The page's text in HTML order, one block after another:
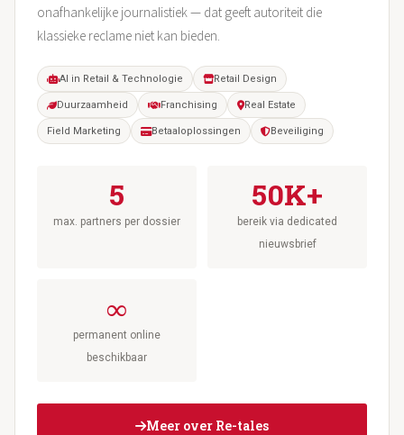
onafhankelijke journalistiek — dat geeft autoriteit die
klassieke reclame niet kan bieden.
AI in Retail & Technologie Retail Design
Duurzaamheid Franchising Real Estate
Field Marketing Betaaloplossingen Beveiliging
5
max. partners per dossier
50K+
bereik via dedicated
nieuwsbrief
∞
permanent online
beschikbaar
Meer over Re-tales